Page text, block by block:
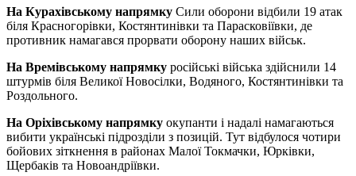
На Курахівському напрямку Сили оборони відбили 19 атак
біля Красногорівки, Костянтинівки та Парасковіївки, де
противник намагався прорвати оборону наших військ.
На Времівському напрямку російські війська здійснили 14
штурмів біля Великої Новосілки, Водяного, Костянтинівки та
Роздольного.
На Оріхівському напрямку окупанти і надалі намагаються
вибити українські підрозділи з позицій. Тут відбулося чотири
бойових зіткнення в районах Малої Токмачки, Юрківки,
Щербаків та Новоандріївки.